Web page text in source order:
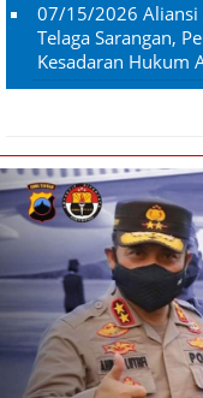
07/15/2026 Aliansi
Telaga Sarangan,
Kesadaran Hukum